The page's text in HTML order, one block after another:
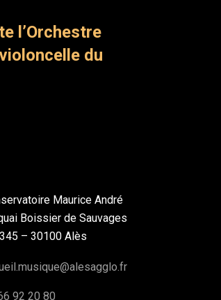
l’Orchestre
du
Maurice André
Boissier de Sauvages
– 30100 Alès
92 20 80